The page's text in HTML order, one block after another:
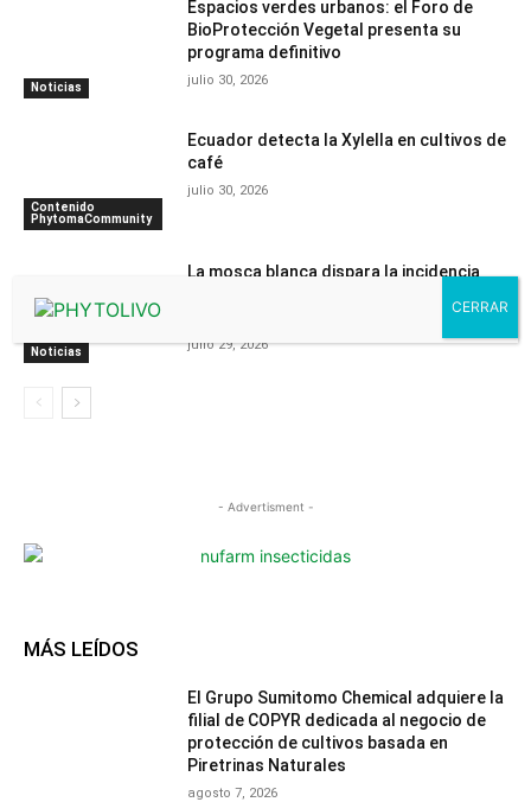
Noticias
Espacios verdes urbanos: el Foro de
BioProtección Vegetal presenta su
programa definitivo
julio 30, 2026
Contenido
PhytomaCommunity
Ecuador detecta la Xylella en cultivos de
café
julio 30, 2026
Noticias
La mosca blanca dispara la incidencia
julio 29, 2026
- Advertisment -
MÁS LEÍDOS
El Grupo Sumitomo Chemical adquiere la
filial de COPYR dedicada al negocio de
protección de cultivos basada en
Piretrinas Naturales
agosto 7, 2026